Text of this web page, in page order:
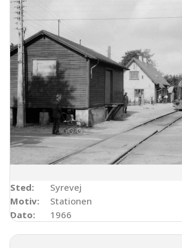
Sted:
Syrevej
Motiv:
Stationen
Dato:
1966